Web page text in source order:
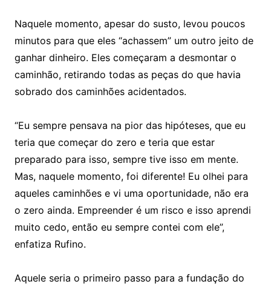
Naquele momento, apesar do susto, levou poucos
minutos para que eles “achassem” um outro jeito de
ganhar dinheiro. Eles começaram a desmontar o
caminhão, retirando todas as peças do que havia
sobrado dos caminhões acidentados.
“Eu sempre pensava na pior das hipóteses, que eu
teria que começar do zero e teria que estar
preparado para isso, sempre tive isso em mente.
Mas, naquele momento, foi diferente! Eu olhei para
aqueles caminhões e vi uma oportunidade, não era
o zero ainda. Empreender é um risco e isso aprendi
muito cedo, então eu sempre contei com ele”,
enfatiza Rufino.
Aquele seria o primeiro passo para a fundação do